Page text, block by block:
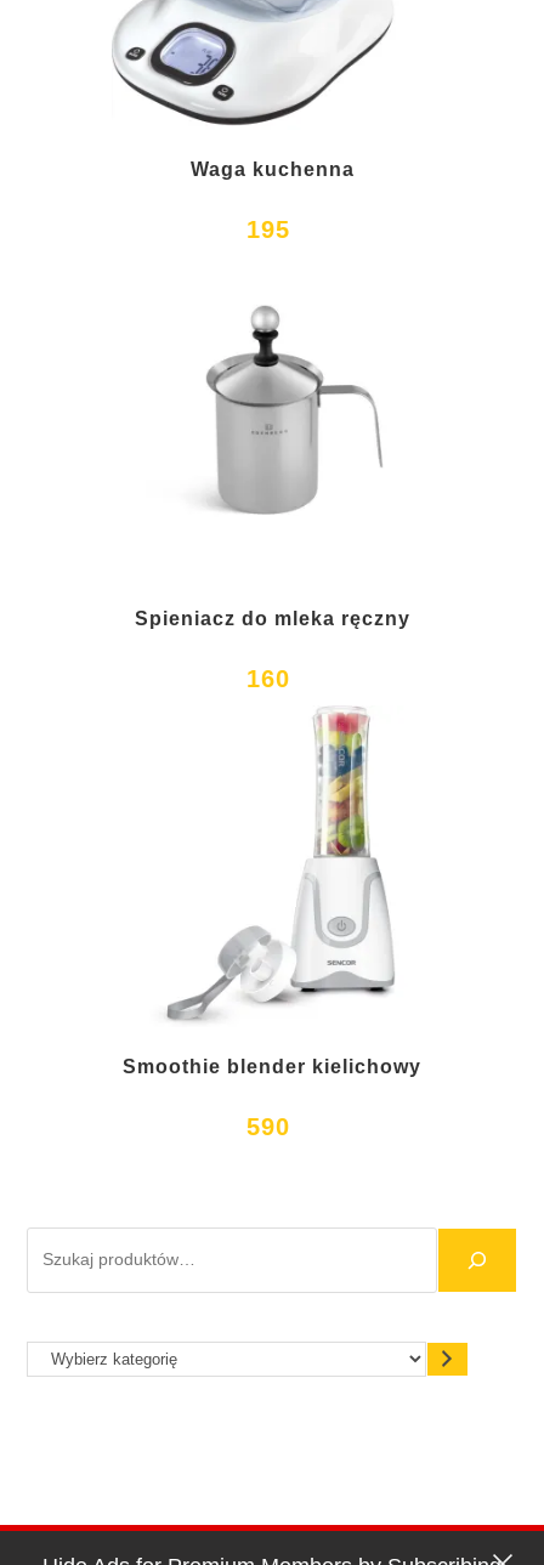
Waga kuchenna
195
Spieniacz do mleka ręczny
160
Smoothie blender kielichowy
590